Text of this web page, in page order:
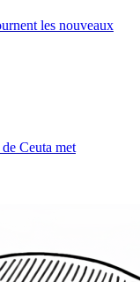
les nouveaux
Ceuta met